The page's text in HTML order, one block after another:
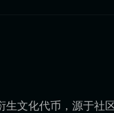
文化代币，源于社